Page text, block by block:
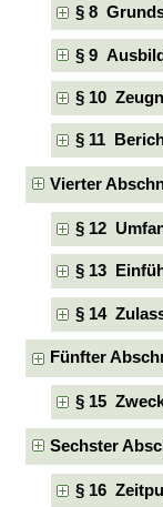
§ 8
§ 9
§ 10
§ 11
Vierter
§ 12
§ 13
§ 14
Fünfter
§ 15
Sechster
§ 16